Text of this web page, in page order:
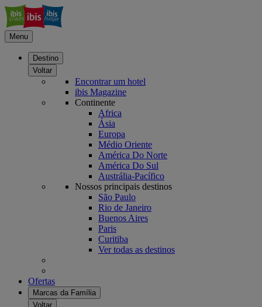
Menu
Destino
Voltar
Encontrar um hotel
ibis Magazine
Continente
Africa
Ásia
Europa
Médio Oriente
América Do Norte
América Do Sul
Austrália-Pacífico
Nossos principais destinos
São Paulo
Rio de Janeiro
Buenos Aires
Paris
Curitiba
Ver todas as destinos
Ofertas
Marcas da Família
Voltar